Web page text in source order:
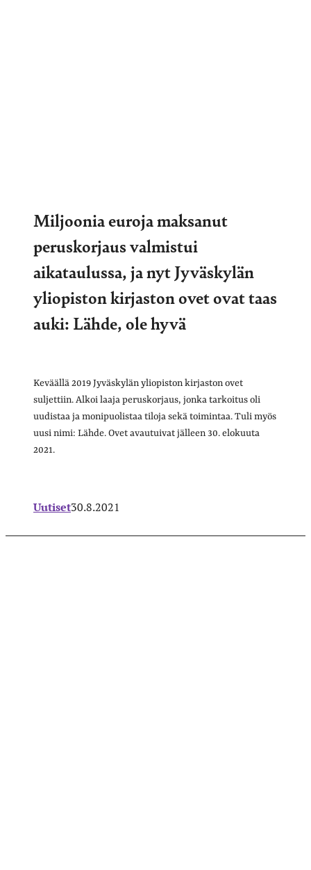
Miljoonia euroja maksanut
peruskorjaus valmistui
aikataulussa, ja nyt Jyväskylän
yliopiston kirjaston ovet ovat taas
auki: Lähde, ole hyvä
Keväällä 2019 Jyväskylän yliopiston kirjaston ovet
suljettiin. Alkoi laaja peruskorjaus, jonka tarkoitus oli
uudistaa ja monipuolistaa tiloja sekä toimintaa. Tuli myös
uusi nimi: Lähde. Ovet avautuivat jälleen 30. elokuuta
2021.
Uutiset30.8.2021